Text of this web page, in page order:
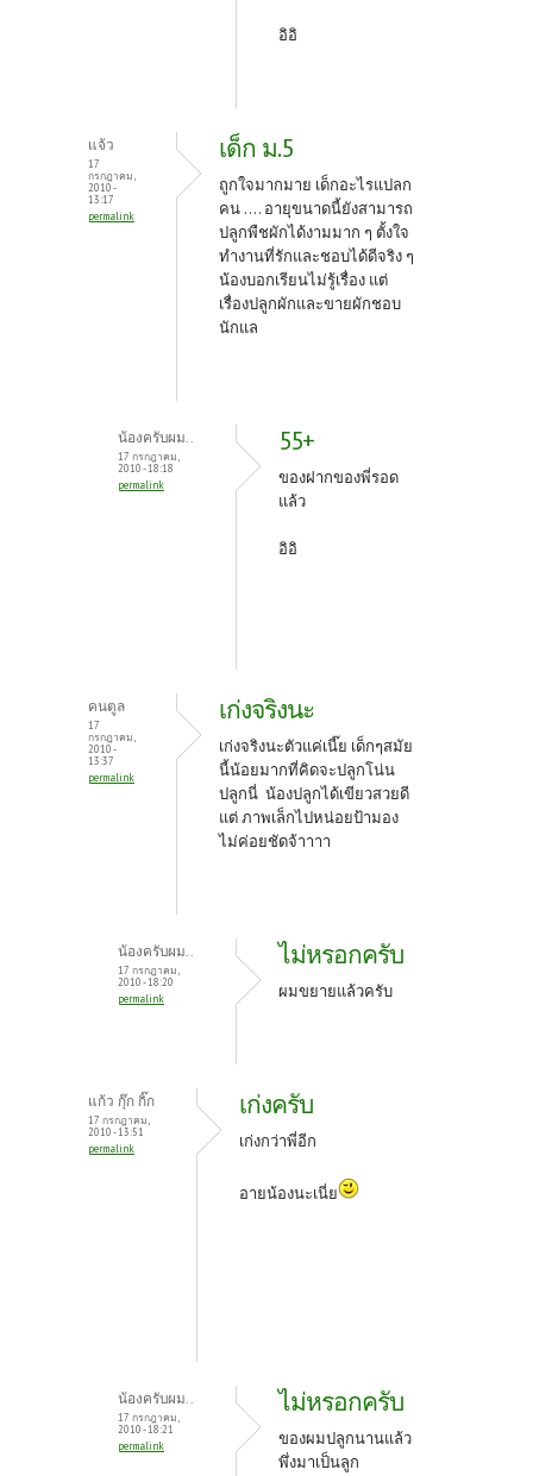
อิอิ
แจ้ว
17
กรกฎาคม,
2010 -
13:17
permalink
เด็ก ม.5
ถูกใจมากมาย เด็กอะไรแปลก
คน .... อายุขนาดนี้ยังสามารถ
ปลูกพืชผักได้งามมาก ๆ ตั้งใจ
ทำงานที่รักและชอบได้ดีจริง ๆ
น้องบอกเรียนไม่รู้เรื่อง แต่
เรื่องปลูกผักและขายผักชอบ
นักแล
น้องครับผม..
17 กรกฎาคม,
2010 - 18:18
permalink
55+
ของฝากของพี่รอด
แล้ว
อิอิ
คนตูล
17
กรกฎาคม,
2010 -
13:37
permalink
เก่งจริงนะ
เก่งจริงนะตัวแค่เนี๊ย เด็กๆสมัย
นี้น้อยมากที่คิดจะปลูกโน่น
ปลูกนี่ น้องปลูกได้เขียวสวยดี
แต่ ภาพเล็กไปหน่อยป้ามอง
ไม่ค่อยชัดจ้าาาา
น้องครับผม..
17 กรกฎาคม,
2010 - 18:20
permalink
ไม่หรอกครับ
ผมขยายแล้วครับ
แก้ว กุ๊ก กิ๊ก
17 กรกฎาคม,
2010 - 13:51
permalink
เก่งครับ
เก่งกว่าพี่อีก
อายน้องนะเนี่ย
น้องครับผม..
17 กรกฎาคม,
2010 - 18:21
permalink
ไม่หรอกครับ
ของผมปลูกนานแล้ว
พึ่งมาเป็นลูก